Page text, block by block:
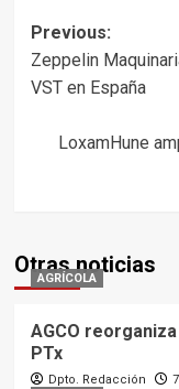
Post
navigation
Previous:
Zeppelin
VST en España
LoxamHune
Otras noticias
AGRÍCOLA
AGCO
PTx
Dpto. Redacción